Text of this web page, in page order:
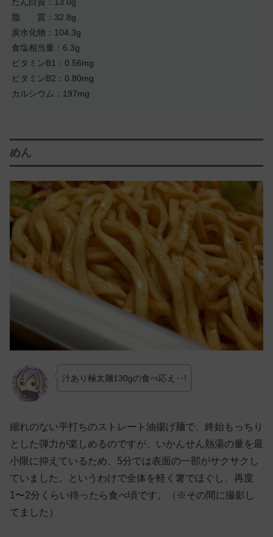
たん白質：13.0g
脂 質：32.8g
炭水化物：104.3g
食塩相当量：6.3g
ビタミンB1：0.56mg
ビタミンB2：0.80mg
カルシウム：197mg
めん
汁あり極太麺130gの食べ応え‥!
縮れのない平打ちのストレート油揚げ麺で、終始もっちり
とした弾力が楽しめるのですが、いかんせん熱湯の量を最
小限に抑えているため、5分では表面の一部がサクサクし
ていました。というわけで全体を軽く箸でほぐし、再度
1〜2分くらい待ったら食べ頃です。（※その間に撮影し
てました）